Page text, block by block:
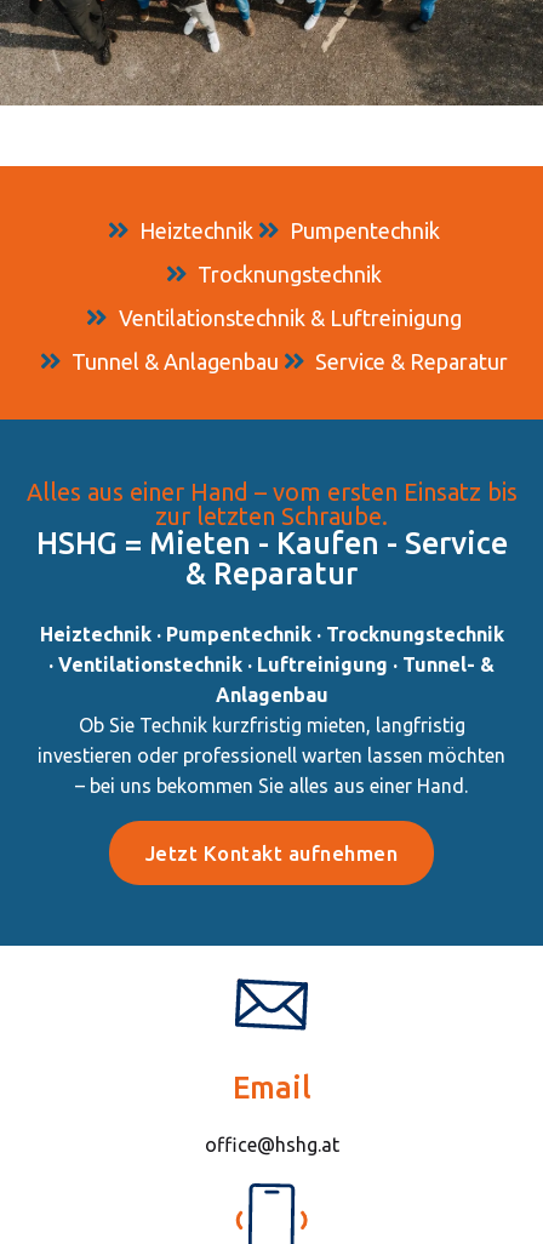
Heiztechnik
Pumpentechnik
Trocknungstechnik
Ventilationstechnik & Luftreinigung
Tunnel & Anlagenbau
Service & Reparatur
Alles aus einer Hand – vom ersten Einsatz bis
zur letzten Schraube.
HSHG = Mieten - Kaufen - Service
& Reparatur​
Heiztechnik · Pumpentechnik · Trocknungstechnik
· Ventilationstechnik · Luftreinigung · Tunnel- &
Anlagenbau
Ob Sie Technik kurzfristig mieten, langfristig
investieren oder professionell warten lassen möchten
– bei uns bekommen Sie alles aus einer Hand.
Jetzt Kontakt aufnehmen
Email
office@hshg.at